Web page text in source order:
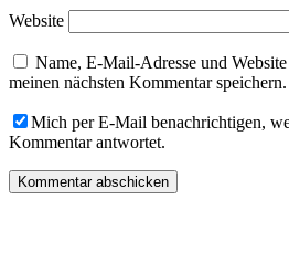
Website
Name, E-Mail-Adresse und
meinen nächsten Kommentar speichern.
Mich per E-Mail benachrichtigen,
Kommentar antwortet.